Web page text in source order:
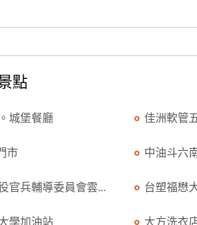
點
城堡餐廳 佳洲軟管
市 中油斗六
官兵輔導委員會雲... 台塑福懋
學加油站 大方洗衣